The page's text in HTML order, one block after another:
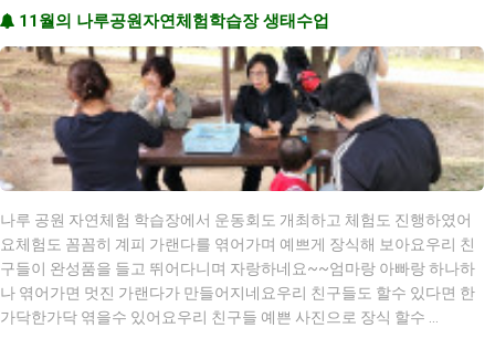
11월의 나루공원자연체험학습장 생태수업
나루 공원 자연체험 학습장에서 운동회도 개최하고 체험도 진행하였어
요체험도 꼼꼼히 계피 가랜다를 엮어가며 예쁘게 장식해 보아요우리 친
구들이 완성품을 들고 뛰어다니며 자랑하네요~~엄마랑 아빠랑 하나하
나 엮어가면 멋진 가랜다가 만들어지네요우리 친구들도 할수 있다면 한
가닥한가닥 엮을수 있어요우리 친구들 예쁜 사진으로 장식 할수 …